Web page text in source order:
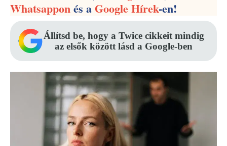
Whatsapponés aGoogle Hírek-en!
Állítsd be, hogy a Twice cikkeit mindig
az elsők között lásd a Google-ben